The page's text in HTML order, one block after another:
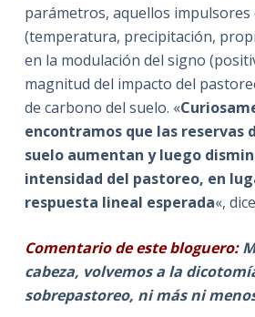
parámetros, aquellos impulsores
(temperatura, precipitación,
en la modulación del signo
magnitud del impacto del
de carbono del suelo. «
encontramos que las reservas
suelo aumentan y luego
intensidad del pastoreo, en
respuesta lineal esperada«,
Comentario de este bloguero:
cabeza, volvemos a la
sobrepastoreo, ni más ni